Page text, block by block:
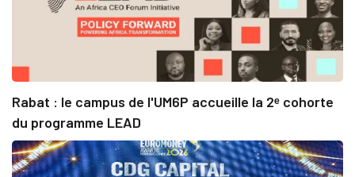
Rabat : le campus de l'UM6P accueille la 2ᵉ cohorte
du programme LEAD